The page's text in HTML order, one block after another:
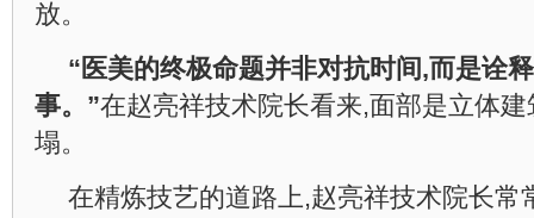
放。
“医美的终极命题并非对抗时间,而是诠
事。”在赵亮祥技术院长看来,面部是立体
塌。
在精炼技艺的道路上,赵亮祥技术院长常